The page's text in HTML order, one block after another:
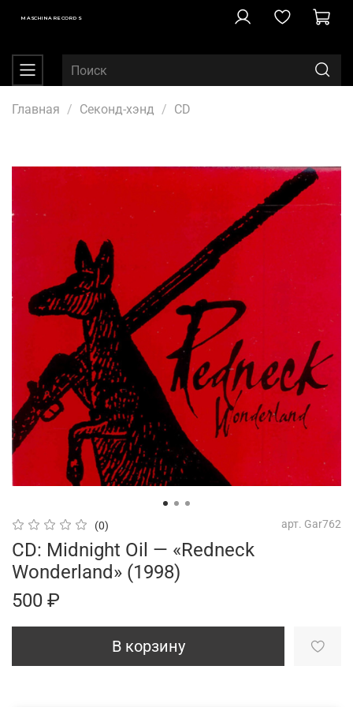
MASCHINA RECORDS
Главная Секонд-хэнд CD
(0) арт. Gar762
CD: Midnight Oil — «Redneck
Wonderland» (1998)
500 ₽
В корзину